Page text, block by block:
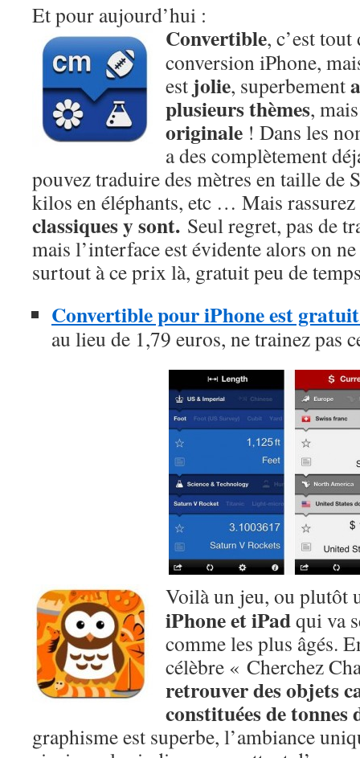
Et pour aujourd’hui :
Convertible, c’est
conversion iPhone,
est jolie, superbement
plusieurs thèmes,
originale ! Dans les
a des complètement
pouvez traduire des mètres en taille de
kilos en éléphants, etc … Mais
classiques y sont. Seul regret, pas de
mais l’interface est évidente alors on
surtout à ce prix là, gratuit peu de
Convertible pour iPhone est
au lieu de 1,79 euros, ne trainez pas
Voilà un jeu, ou plutôt
iPhone et iPadqui va
comme les plus âgés.
célèbre « Cherchez
retrouver des objets
constituées de tonnes
graphisme est superbe, l’ambiance